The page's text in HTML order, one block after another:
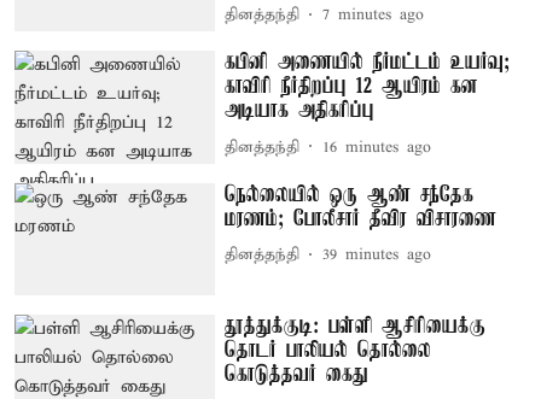
தினத்தந்தி 7 minutes ago
கபினி அணையில் நீர்மட்டம் உயர்வு;
காவிரி நீர்திறப்பு 12 ஆயிரம் கன
அடியாக அதிகரிப்பு
தினத்தந்தி 16 minutes ago
நெல்லையில் ஒரு ஆண் சந்தேக
மரணம்; போலீசார் தீவிர விசாரணை
தினத்தந்தி 39 minutes ago
தூத்துக்குடி: பள்ளி ஆசிரியைக்கு
தொடர் பாலியல் தொல்லை
கொடுத்தவர் கைது